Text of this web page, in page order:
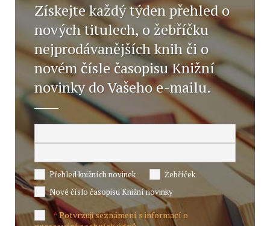
Získejte každý týden přehled o
nových titulech, o žebříčku
nejprodávanějších knih či o
novém čísle časopisu Knižní
novinky do Vašeho e-mailu.
Přehled knižních novinek
Žebříček
Nové číslo časopisu Knižní novinky
*Potvrzuji seznámení s informací o